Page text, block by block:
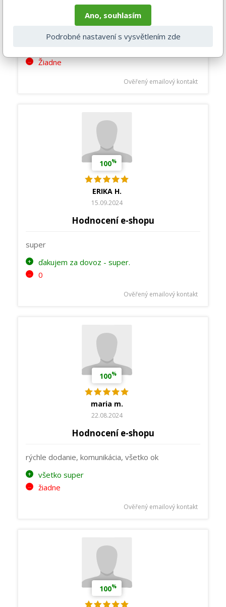
Hodnocení e-shopu
Žiadne
Ověřený emailový kontakt
100%
ERIKA H.
15.09.2024
Hodnocení e-shopu
super
ďakujem za dovoz - super.
0
Ověřený emailový kontakt
100%
maria m.
22.08.2024
Hodnocení e-shopu
rýchle dodanie, komunikácia, všetko ok
všetko super
žiadne
Ověřený emailový kontakt
100%
Ano, souhlasím
Podrobné nastavení s vysvětlením zde